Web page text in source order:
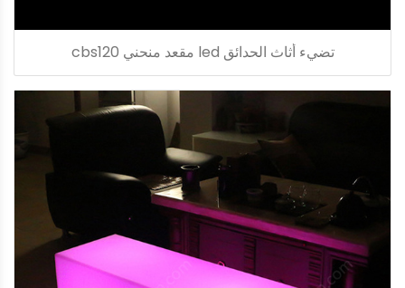
تضيء أثاث الحدائق led مقعد منحني cbs120